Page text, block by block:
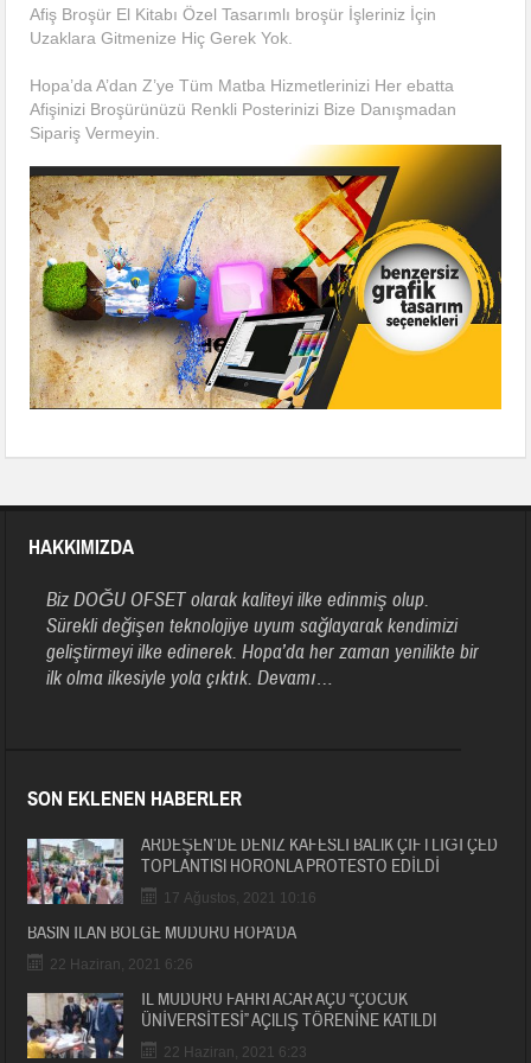
Afiş Broşür El Kitabı Özel Tasarımlı broşür İşleriniz İçin
Uzaklara Gitmenize Hiç Gerek Yok.
Hopa’da A’dan Z’ye Tüm Matba Hizmetlerinizi Her ebatta
Afişinizi Broşürünüzü Renkli Posterinizi Bize Danışmadan
Sipariş Vermeyin.
HAKKIMIZDA
Biz DOĞU OFSET olarak kaliteyi ilke edinmiş olup.
Sürekli değişen teknolojiye uyum sağlayarak kendimizi
geliştirmeyi ilke edinerek. Hopa’da her zaman yenilikte bir
ilk olma ilkesiyle yola çıktık.Devamı…
SON EKLENEN HABERLER
ARDEŞEN’DE DENİZ KAFESLİ BALIK ÇİFTLİĞİ ÇED
TOPLANTISI HORONLA PROTESTO EDİLDİ
17 Ağustos, 2021 10:16
BASIN İLAN BÖLGE MÜDÜRÜ HOPA’DA
22 Haziran, 2021 6:26
İL MÜDÜRÜ FAHRİ ACAR AÇÜ “ÇOCUK
ÜNİVERSİTESİ” AÇILIŞ TÖRENİNE KATILDI
22 Haziran, 2021 6:23